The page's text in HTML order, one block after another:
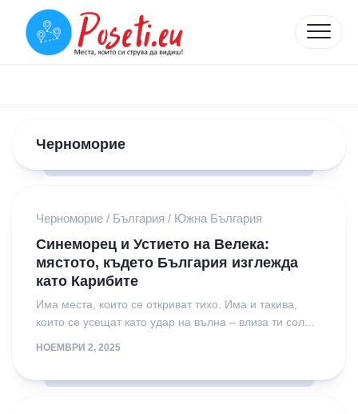
content
Черноморие
Черноморие / България / Южна България
Синеморец и Устието на Велека:
мястото, където България изглежда
като Карибите
Има места, които се откриват тихо. Има и такива,
които се усещат като удар на вълна – влиза ти сол...
НОЕМВРИ 2, 2025